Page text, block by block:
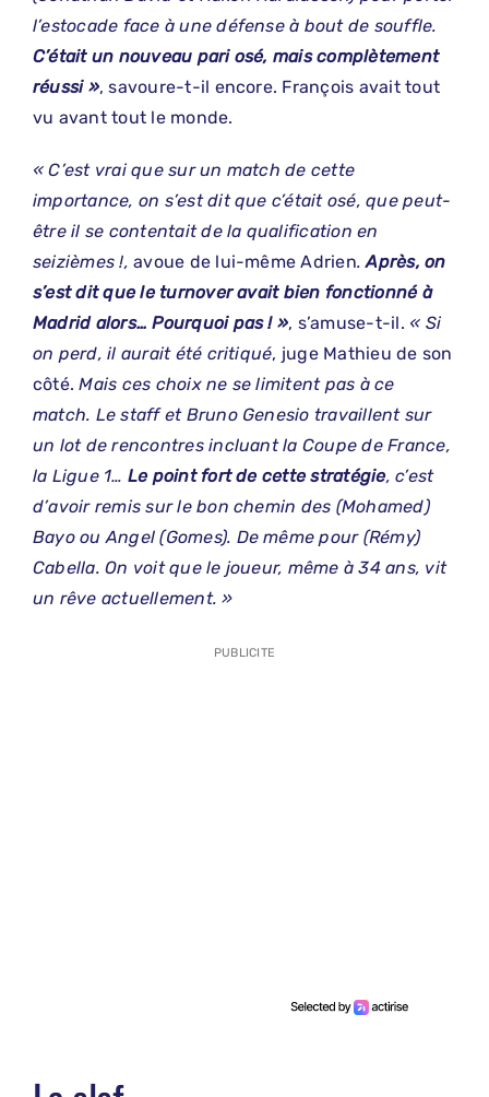
l’estocade face à une défense à bout de souffle.
C’était un nouveau pari osé, mais complètement
réussi », savoure-t-il encore. François avait tout
vu avant tout le monde.
« C’est vrai que sur un match de cette
importance, on s’est dit que c’était osé, que peut-
être il se contentait de la qualification en
seizièmes !, avoue de lui-même Adrien.Après, on
s’est dit que le turnover avait bien fonctionné à
Madrid alors… Pourquoi pas ! », s’amuse-t-il. « Si
on perd, il aurait été critiqué, juge Mathieu de son
côté.Mais ces choix ne se limitent pas à ce
match. Le staff et Bruno Genesio travaillent sur
un lot de rencontres incluant la Coupe de France,
la Ligue 1… Le point fort de cette stratégie, c’est
d’avoir remis sur le bon chemin des (Mohamed)
Bayo ou Angel (Gomes). De même pour (Rémy)
Cabella. On voit que le joueur, même à 34 ans, vit
un rêve actuellement. »
PUBLICITE